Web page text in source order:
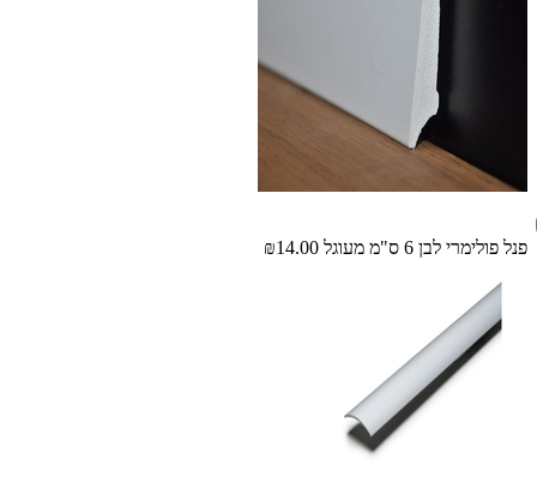
פנל פולימרי לבן 6 ס"מ מעוגל ₪14.00